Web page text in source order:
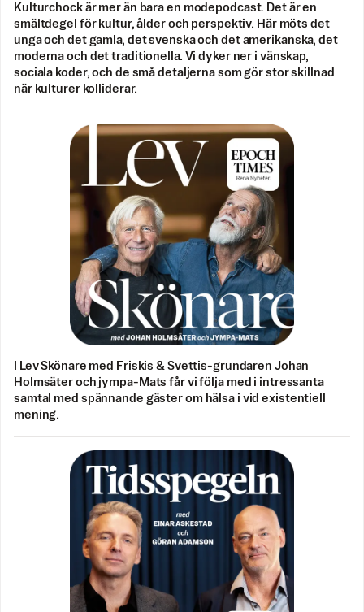
Kulturchock är mer än bara en modepodcast. Det är en
smältdegel för kultur, ålder och perspektiv. Här möts det
unga och det gamla, det svenska och det amerikanska, det
moderna och det traditionella. Vi dyker ner i vänskap,
sociala koder, och de små detaljerna som gör stor skillnad
när kulturer kolliderar.
I Lev Skönare med Friskis & Svettis-grundaren Johan
Holmsäter och jympa-Mats får vi följa med i intressanta
samtal med spännande gäster om hälsa i vid existentiell
mening.